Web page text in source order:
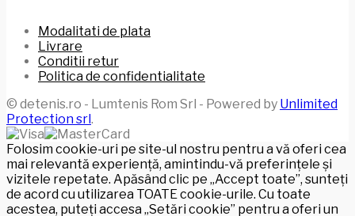
Modalitati de plata
Livrare
Conditii retur
Politica de confidentialitate
© detenis.ro - Lumtenis Rom Srl - Powered by Unlimited
Protection srl .
Folosim cookie-uri pe site-ul nostru pentru a vă oferi cea
mai relevantă experiență, amintindu-vă preferințele și
vizitele repetate. Apăsând clic pe „Accept toate”, sunteți
de acord cu utilizarea TOATE cookie-urile. Cu toate
acestea, puteți accesa „Setări cookie” pentru a oferi un